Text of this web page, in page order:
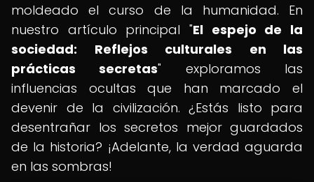
moldeado el curso de la humanidad. En
nuestro artículo principal "El espejo de la
sociedad: Reflejos culturales en las
prácticas secretas" exploramos las
influencias ocultas que han marcado el
devenir de la civilización. ¿Estás listo para
desentrañar los secretos mejor guardados
de la historia? ¡Adelante, la verdad aguarda
en las sombras!